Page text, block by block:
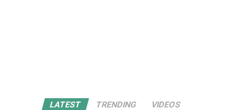
LATEST TRENDING VIDEOS